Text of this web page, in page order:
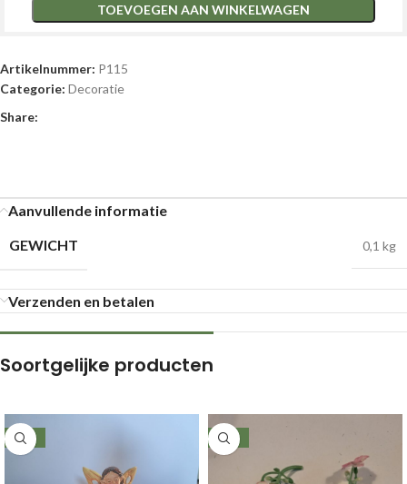
TOEVOEGEN AAN WINKELWAGEN
Artikelnummer: P115
Categorie: Decoratie
Share:
Aanvullende informatie
GEWICHT
0,1 kg
Verzenden en betalen
Soortgelijke producten
-49% -50%